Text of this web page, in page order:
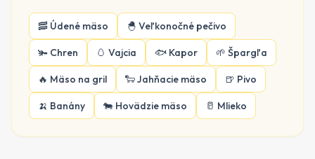
🥓 Údené mäso 🐣 Veľkonočné pečivo
🫚 Chren 🥚 Vajcia 🐟 Kapor 🌱 Špargľa
🔥 Mäso na gril 🐑Jahňacie mäso 🍺 Pivo
🍌 Banány 🐄 Hovädzie mäso 🥛 Mlieko